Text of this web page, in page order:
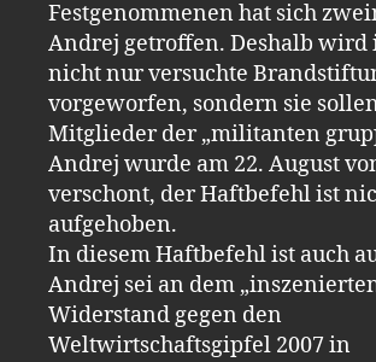
Festgenommenen hat sich
Andrej getroffen. Deshalb wird
nicht nur versuchte
vorgeworfen, sondern sie
Mitglieder der „militanten
Andrej wurde am 22. August
verschont, der Haftbefehl ist
aufgehoben.
In diesem Haftbefehl ist auch
Andrej sei an dem
Widerstand gegen den
Weltwirtschaftsgipfel 2007 in